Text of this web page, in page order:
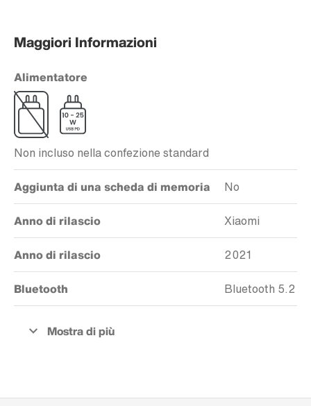
Maggiori Informazioni
Alimentatore
Non incluso nella confezione standard
Aggiunta di una scheda di memoria No
Anno di rilascio Xiaomi
Anno di rilascio 2021
Bluetooth Bluetooth 5.2